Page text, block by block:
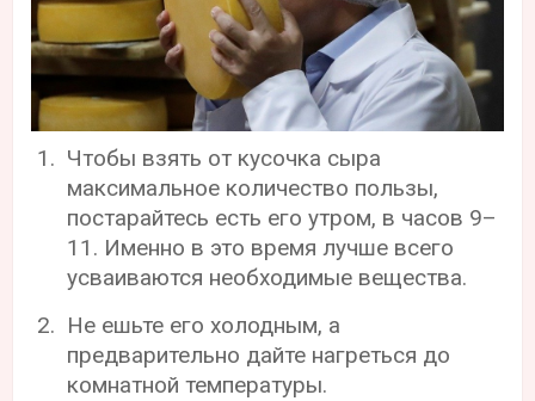
Чтобы взять от кусочка сыра
максимальное количество пользы,
постарайтесь есть его утром, в часов 9–
11. Именно в это время лучше всего
усваиваются необходимые вещества.
Не ешьте его холодным, а
предварительно дайте нагреться до
комнатной температуры.